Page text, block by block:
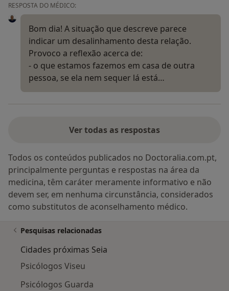
RESPOSTA DO MÉDICO:
Bom dia! A situação que descreve parece
indicar um desalinhamento desta relação.
Provoco a reflexão acerca de:
- o que estamos fazemos em casa de outra
pessoa, se ela nem sequer lá está…
Ver todas as respostas
Todos os conteúdos publicados no Doctoralia.com.pt,
principalmente perguntas e respostas na área da
medicina, têm caráter meramente informativo e não
devem ser, em nenhuma circunstância, considerados
como substitutos de aconselhamento médico.
Pesquisas relacionadas
Cidades próximas Seia
Psicólogos Viseu
Psicólogos Guarda